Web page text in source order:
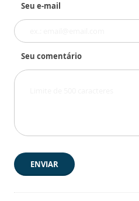
Seu e-mail
Seu comentário
ENVIAR